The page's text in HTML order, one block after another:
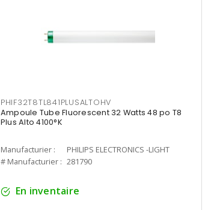
PHIF32T8TL841PLUSALTOHV
Ampoule Tube Fluorescent 32 Watts 48 po T8
Plus Alto 4100°K
Manufacturier :
PHILIPS ELECTRONICS -LIGHT
# Manufacturier : 281790
En inventaire